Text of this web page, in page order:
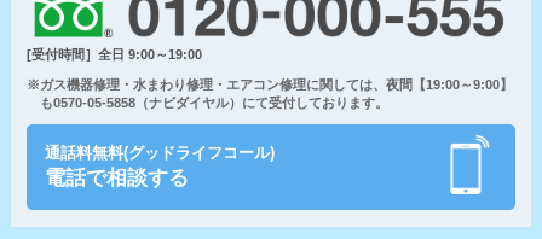
[受付時間］全日 9:00～19:00
※ガス機器修理・水まわり修理・エアコン修理に関しては、夜間【19:00～9:00】
も0570-05-5858（ナビダイヤル）にて受付しております。
通話料無料(グッドライフコール)
電話で相談する